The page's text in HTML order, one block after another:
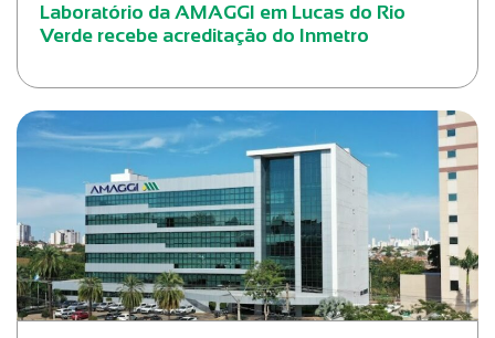
Laboratório da AMAGGI em Lucas do Rio
Verde recebe acreditação do Inmetro